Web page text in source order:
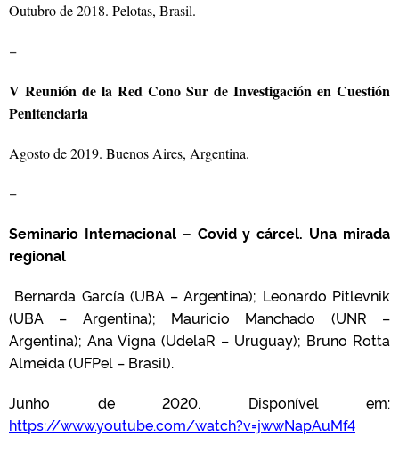
Outubro de 2018. Pelotas, Brasil.
–
V Reunión de la Red Cono Sur de Investigación en Cuestión
Penitenciaria
Agosto de 2019. Buenos Aires, Argentina.
–
Seminario Internacional – Covid y cárcel. Una mirada
regional
Bernarda García (UBA – Argentina); Leonardo Pitlevnik
(UBA – Argentina); Mauricio Manchado (UNR –
Argentina); Ana Vigna (UdelaR – Uruguay); Bruno Rotta
Almeida (UFPel – Brasil).
Junho de 2020. Disponível em:
https://www.youtube.com/watch?v=jwwNapAuMf4